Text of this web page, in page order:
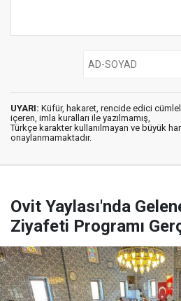
UYARI: Küfür, hakaret, rencide edici
içeren, imla kuralları ile yazılmamış,
Türkçe karakter kullanılmayan ve büyük
onaylanmamaktadır.
Ovit Yaylası'nda
Ziyafeti Programı